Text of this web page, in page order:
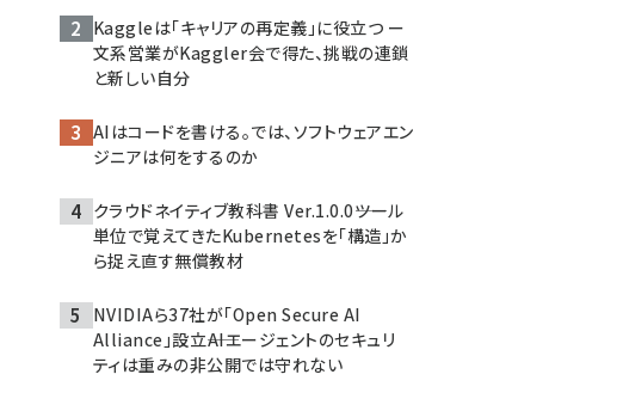
Kaggleは「キャリアの再定義」に役立つ ー
文系営業がKaggler会で得た、挑戦の連鎖
と新しい自分
AIはコードを書ける。では、ソフトウェアエン
ジニアは何をするのか
クラウドネイティブ教科書 Ver.1.0.0――ツール
単位で覚えてきたKubernetesを「構造」か
ら捉え直す無償教材
NVIDIAら37社が「Open Secure AI
Alliance」設立――AIエージェントのセキュリ
ティは重みの非公開では守れない